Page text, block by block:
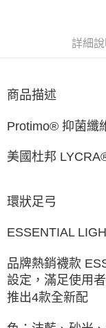
付款後7-11取貨
宅配
免運費
詳細說
商品描述
Protimo® 抑菌纖
美國杜邦
環狀足弓
ESSENTIAL
品牌熱銷襪款
設定，滿足使用
推出4款全新配